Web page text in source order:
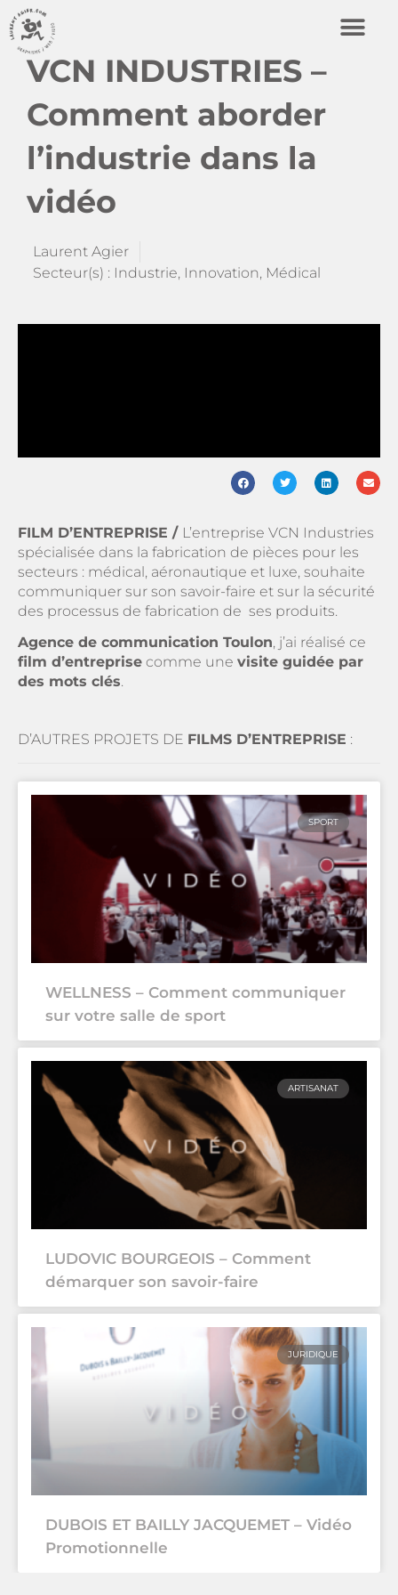
VCN INDUSTRIES –
Comment aborder
l’industrie dans la
vidéo
Laurent Agier
Secteur(s) : Industrie, Innovation, Médical
FILM D’ENTREPRISE / L’entreprise VCN Industries
spécialisée dans la fabrication de pièces pour les
secteurs : médical, aéronautique et luxe, souhaite
communiquer sur son savoir-faire et sur la sécurité
des processus de fabrication de ses produits.
Agence de communication Toulon, j’ai réalisé ce
film d’entreprise comme une visite guidée par
des mots clés.
D’AUTRES PROJETS DE FILMS D’ENTREPRISE :
SPORT
WELLNESS – Comment communiquer
sur votre salle de sport
ARTISANAT
LUDOVIC BOURGEOIS – Comment
démarquer son savoir-faire
JURIDIQUE
DUBOIS ET BAILLY JACQUEMET – Vidéo
Promotionnelle